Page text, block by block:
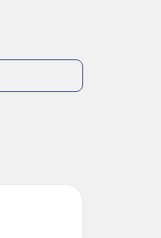
entre
a